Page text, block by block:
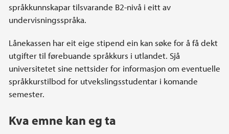
språkkunnskapar tilsvarande B2-nivå i eitt av
undervisningsspråka.
Lånekassen har eit eige stipend ein kan søke for å få dekt
utgifter til førebuande språkkurs i utlandet. Sjå
universitetet sine nettsider for informasjon om eventuelle
språkkurstilbod for utvekslingsstudentar i komande
semester.
Kva emne kan eg ta